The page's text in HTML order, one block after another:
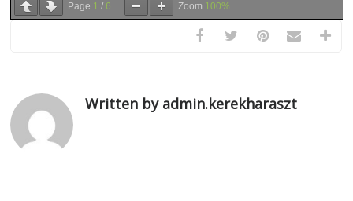
Page 1 / 6 Zoom 100%
Written by admin.kerekharaszt